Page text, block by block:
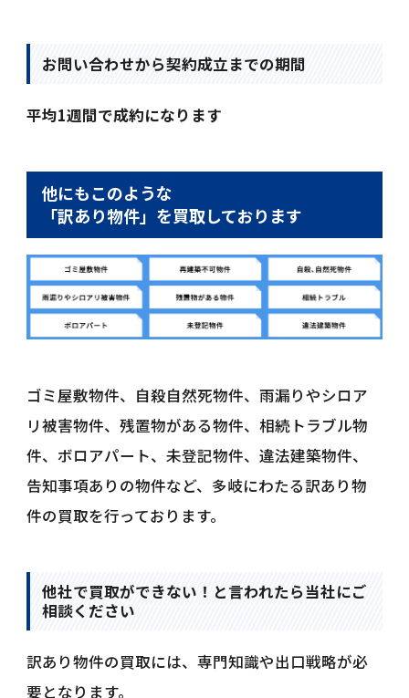
お問い合わせから契約成立までの期間
平均1週間で成約になります
他にもこのような
「訳あり物件」を買取しております
ゴミ屋敷物件、自殺自然死物件、雨漏りやシロア
リ被害物件、残置物がある物件、相続トラブル物
件、ボロアパート、未登記物件、違法建築物件、
告知事項ありの物件など、多岐にわたる訳あり物
件の買取を行っております。
他社で買取ができない！と言われたら当社にご
相談ください
訳あり物件の買取には、専門知識や出口戦略が必
要となります。